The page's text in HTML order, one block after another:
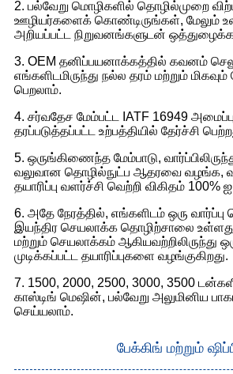
2. பல்வேறு மொழிகளில் தொழில்முறை
ஊழியர்களைக் கொண்டிருங்கள், மேலும்
அறியப்பட்ட நிறுவனங்களுடன்
3. OEM தனிப்பயனாக்கத்தில் கவனம்
எங்களிடமிருந்து நல்ல தரம் மற்றும்
பெறலாம்.
4. சர்வதேச மேம்பட்ட IATF 16949
தரப்படுத்தப்பட்ட உற்பத்தியில் தேர்ச்சி
5. ஒருங்கிணைந்த மேம்பாடு,
வலுவான தொழில்நுட்ப ஆதரவை வழங்க,
தயாரிப்பு வளர்ச்சி வெற்றி விகிதம் 100% ஐ
6. அதே நேரத்தில், எங்களிடம் ஒரு
இயந்திர செயலாக்க தொழிற்சாலை உள்ளது,
மற்றும் செயலாக்கம் ஆகியவற்றிலிருந்து
முடிக்கப்பட்ட தயாரிப்புகளை வழங்குகிறது.
7. 1500, 2000, 2500, 3000, 3500
காஸ்டிங் மெஷின், பல்வேறு அலுமினிய
செய்யலாம்.
பேக்கிங் மற்றும்